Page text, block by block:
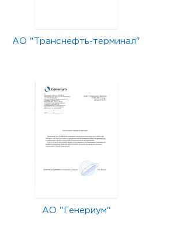
АО "Транснефть-терминал"
АО "Генериум"